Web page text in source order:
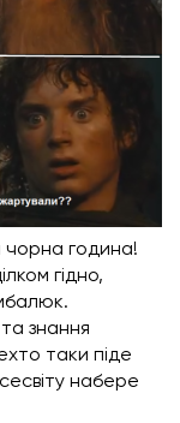
чорна година!
гідно,
знання
таки піде
набере